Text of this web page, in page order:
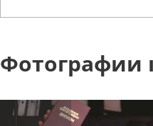
Фотографии